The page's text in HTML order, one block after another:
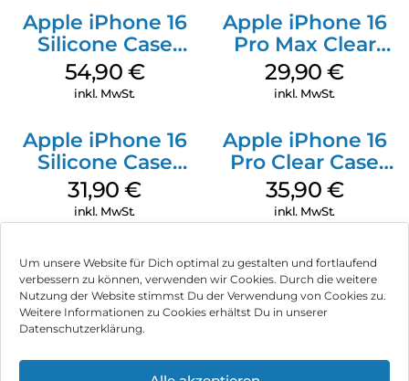
Um unsere Website für Dich optimal zu gestalten und fortlaufend
verbessern zu können, verwenden wir Cookies. Durch die weitere
Nutzung der Website stimmst Du der Verwendung von Cookies zu.
Weitere Informationen zu Cookies erhältst Du in unserer
Datenschutzerklärung.
Apple iPhone 16
Silicone Case
MagSafe Lake
Green
54,90 €
inkl. MwSt.
Apple iPhone 16
Pro Max Clear
Case MagSafe
Transparent
29,90€
inkl. MwSt.
Apple iPhone 16
Silicone Case
MagSafe Fuchsia
31,90€
inkl. MwSt.
Apple iPhone 16
Pro Clear Case
MagSafe
Transparent
35,90 €
inkl. MwSt.
Impressum